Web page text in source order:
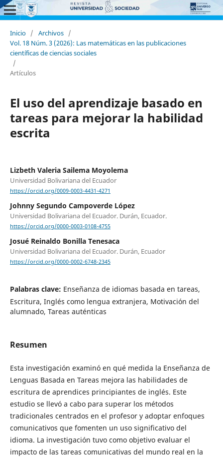
Inicio / Archivos /
Vol. 18 Núm. 3 (2026): Las matemáticas en las publicaciones
científicas de ciencias sociales
/
Artículos
El uso del aprendizaje basado en
tareas para mejorar la habilidad
escrita
Lizbeth Valeria Sailema Moyolema
Universidad Bolivariana del Ecuador
https://orcid.org/0009-0003-4431-4271
Johnny Segundo Campoverde López
Universidad Bolivariana del Ecuador. Durán, Ecuador.
https://orcid.org/0000-0003-0108-4755
Josué Reinaldo Bonilla Tenesaca
Universidad Bolivariana del Ecuador. Durán, Ecuador
https://orcid.org/0000-0002-6748-2345
Palabras clave: Enseñanza de idiomas basada en tareas,
Escritura, Inglés como lengua extranjera, Motivación del
alumnado, Tareas auténticas
Resumen
Esta investigación examinó en qué medida la Enseñanza de
Lenguas Basada en Tareas mejora las habilidades de
escritura de aprendices principiantes de inglés. Este
estudio se llevó a cabo para superar los métodos
tradicionales centrados en el profesor y adoptar enfoques
comunicativos que fomenten un uso significativo del
idioma. La investigación tuvo como objetivo evaluar el
impacto de las tareas comunicativas del mundo real en la